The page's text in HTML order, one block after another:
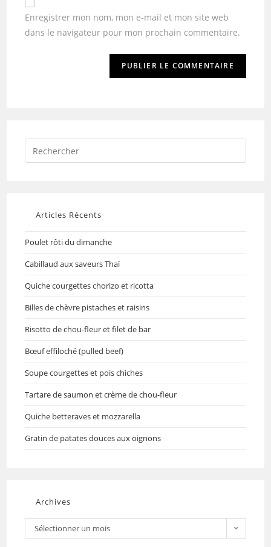
Enregistrer mon nom, mon e-mail et mon site web
dans le navigateur pour mon prochain commentaire.
Articles Récents
Poulet rôti du dimanche
Cabillaud aux saveurs Thaï
Quiche courgettes chorizo et ricotta
Billes de chèvre pistaches et raisins
Risotto de chou-fleur et filet de bar
Bœuf effiloché (pulled beef)
Soupe courgettes et pois chiches
Tartare de saumon et crème de chou-fleur
Quiche betteraves et mozzarella
Gratin de patates douces aux oignons
Archives
Sélectionner un mois